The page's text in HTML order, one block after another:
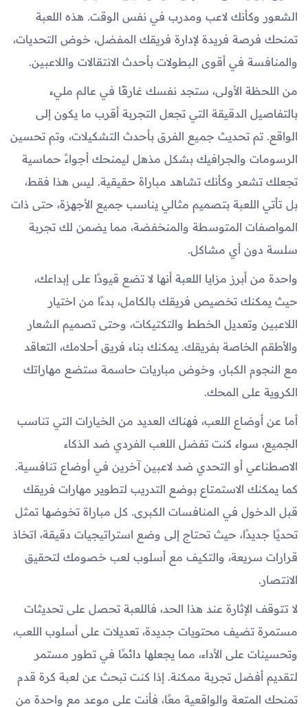
الشعور وكأنك لاعب ومدرب في نفس الوقت. هذه اللعبة
تمنحك فرصة فريدة لإدارة فريقك المفضل، خوض التحديات،
والمنافسة في أقوى البطولات بأحدث الانتقالات واللاعبين.
من اللحظة الأولى، ستجد نفسك غارقًا في عالم مليء
بالتفاصيل الدقيقة التي تجعل التجربة أقرب ما يكون إلى
الواقع. تم تحديث جميع الفرق بأحدث التشكيلات، وتم تحسين
الرسومات والجرافيك بشكل مذهل ليمنحك أجواءً حماسية
تجعلك تشعر وكأنك تشاهد مباراة حقيقية. ليس هذا فقط،
بل تأتي اللعبة بتصميم مثالي يناسب جميع الأجهزة، حتى ذات
المواصفات المتوسطة والمنخفضة، مما يضمن لك تجربة
سلسة دون أي مشاكل.
واحدة من أبرز مزايا اللعبة أنها لا تضع قيودًا على إبداعك،
حيث يمكنك تخصيص فريقك بالكامل، بدءًا من اختيار
اللاعبين وتعديل الخطط والتكتيكات، وحتى تصميم الشعار
والأطقم الخاصة بفريقك. يمكنك بناء فريق أحلامك، التعاقد
مع النجوم الكبار، وخوض مباريات حاسمة ستضع مهاراتك
الكروية على المحك.
أما عن أوضاع اللعب، فهناك العديد من الخيارات التي تناسب
الجميع، سواء كنت تفضل اللعب الفردي ضد الذكاء
الاصطناعي أو التحدي ضد لاعبين آخرين في أوضاع تنافسية.
كما يمكنك الاستمتاع بوضع التدريب لتطوير مهارات فريقك
قبل الدخول في المنافسات الكبرى. كل مباراة تخوضها تمثل
تحديًا جديدًا، حيث تحتاج إلى وضع استراتيجيات دقيقة، اتخاذ
قرارات سريعة، والتكيف مع أسلوب لعب خصومك لتحقيق
الانتصار.
لا تتوقف الإثارة عند هذا الحد، فاللعبة تحصل على تحديثات
مستمرة تضيف محتويات جديدة، تعديلات على أسلوب اللعب،
وتحسينات على الأداء، مما يجعلها دائمًا في تطور مستمر
لتقديم أفضل تجربة ممكنة. إذا كنت تبحث عن لعبة كرة قدم
تمنحك المتعة والواقعية معًا، فأنت على موعد مع واحدة من